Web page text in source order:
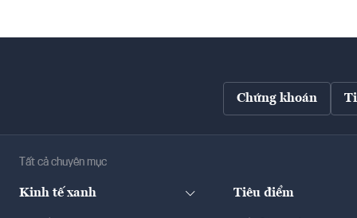
Chứng khoán
Tất cả chuyên mục
Kinh tế xanh Tiêu điểm